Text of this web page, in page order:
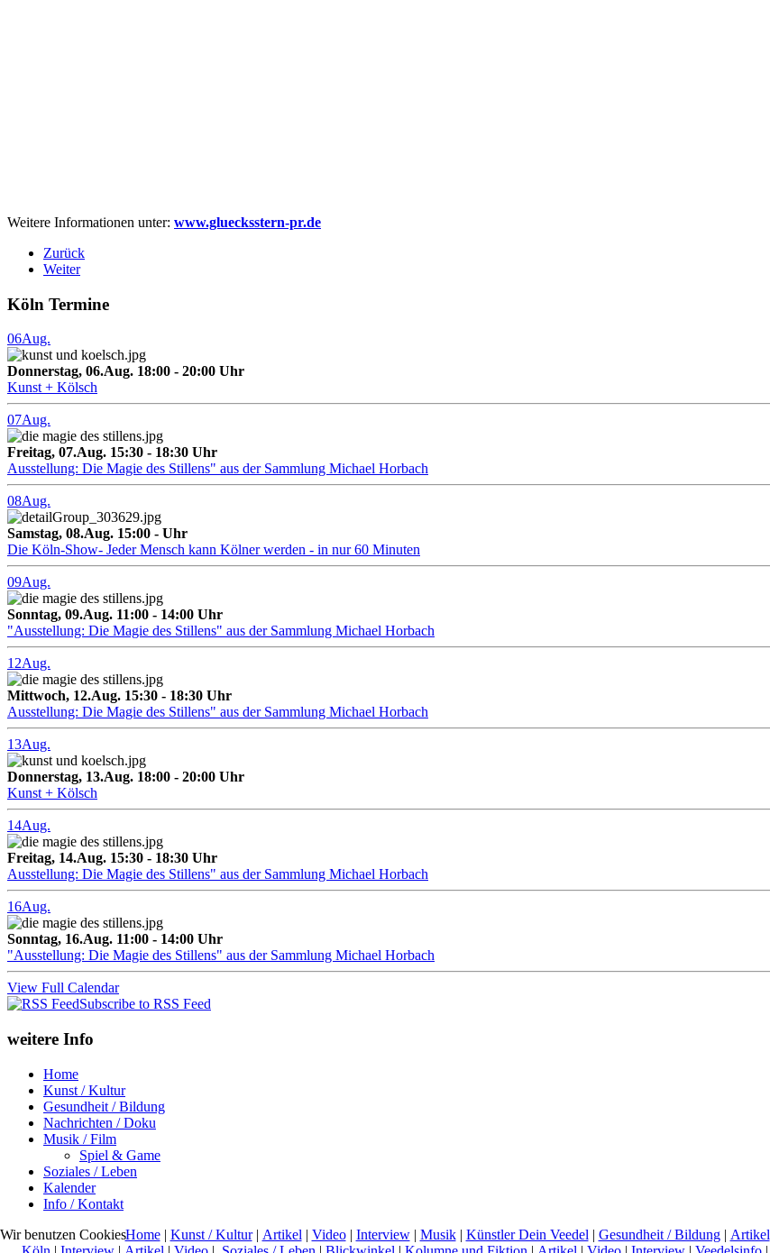
Weitere Informationen unter: www.gluecksstern-pr.de
Zurück
Weiter
Köln Termine
06Aug.
Donnerstag, 06.Aug. 18:00 - 20:00 Uhr
Kunst + Kölsch
07Aug.
Freitag, 07.Aug. 15:30 - 18:30 Uhr
Ausstellung: Die Magie des Stillens" aus der Sammlung Michael Horbach
08Aug.
Samstag, 08.Aug. 15:00 - Uhr
Die Köln-Show- Jeder Mensch kann Kölner werden - in nur 60 Minuten
09Aug.
Sonntag, 09.Aug. 11:00 - 14:00 Uhr
"Ausstellung: Die Magie des Stillens" aus der Sammlung Michael Horbach
12Aug.
Mittwoch, 12.Aug. 15:30 - 18:30 Uhr
Ausstellung: Die Magie des Stillens" aus der Sammlung Michael Horbach
13Aug.
Donnerstag, 13.Aug. 18:00 - 20:00 Uhr
Kunst + Kölsch
14Aug.
Freitag, 14.Aug. 15:30 - 18:30 Uhr
Ausstellung: Die Magie des Stillens" aus der Sammlung Michael Horbach
16Aug.
Sonntag, 16.Aug. 11:00 - 14:00 Uhr
"Ausstellung: Die Magie des Stillens" aus der Sammlung Michael Horbach
View Full Calendar
Subscribe to RSS Feed
weitere Info
Home
Kunst / Kultur
Gesundheit / Bildung
Nachrichten / Doku
Musik / Film
Spiel & Game
Soziales / Leben
Kalender
Info / Kontakt
Home| Kunst / Kultur| Artikel | Video| Interview| Musik| Künstler Dein Veedel | Gesundheit / Bildung| Artikel
Wir benutzen Cookies